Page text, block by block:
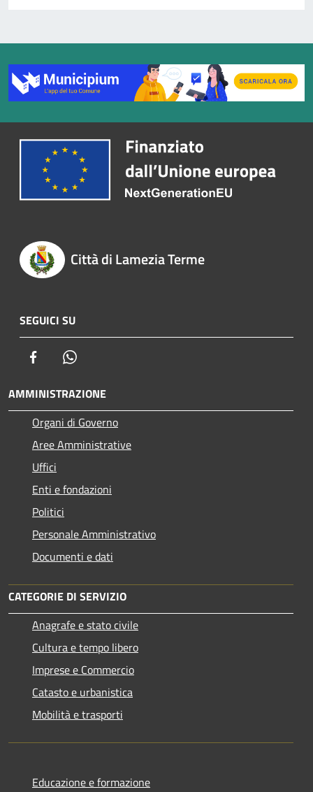
Città di Lamezia Terme
SEGUICI SU
Facebook
AMMINISTRAZIONE
Organi di Governo
Aree Amministrative
Uffici
Enti e fondazioni
Politici
Personale Amministrativo
Documenti e dati
CATEGORIE DI SERVIZIO
Anagrafe e stato civile
Cultura e tempo libero
Imprese e Commercio
Catasto e urbanistica
Mobilità e trasporti
Educazione e formazione